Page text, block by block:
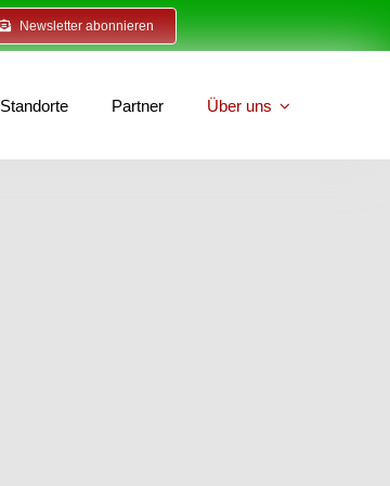
Newsletter abonnieren
Standorte Partner Über uns